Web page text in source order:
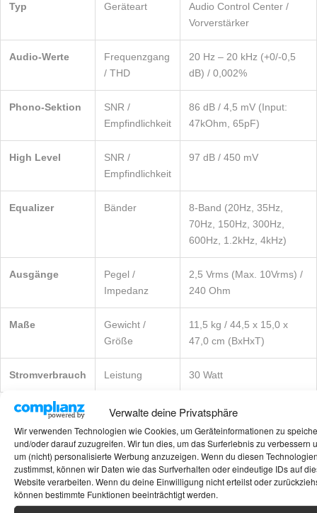
Verwalte deine Privatsphäre
Wir verwenden Technologien wie Cookies, um Geräteinformationen zu
und/oder darauf zuzugreifen. Wir tun dies, um das Surferlebnis zu verbessern
um (nicht) personalisierte Werbung anzuzeigen. Wenn du diesen
zustimmst, können wir Daten wie das Surfverhalten oder eindeutige IDs auf
Website verarbeiten. Wenn du deine Einwilligung nicht erteilst oder
können bestimmte Funktionen beeinträchtigt werden.
Typ Geräteart
Audio Control Center /
Vorverstärker
Audio-Werte
Frequenzgang
/ THD
20 Hz – 20 kHz (+0/-0,5
dB) / 0,002%
Phono-Sektion
SNR /
Empfindlichkeit
86 dB / 4,5 mV (Input:
47kOhm, 65pF)
High Level
SNR /
Empfindlichkeit
97 dB / 450 mV
Equalizer Bänder
8-Band (20Hz, 35Hz,
70Hz, 150Hz, 300Hz,
600Hz, 1.2kHz, 4kHz)
Ausgänge
Pegel /
Impedanz
2,5 Vrms (Max. 10Vrms) /
240 Ohm
Maße
Gewicht /
Größe
11,5 kg / 44,5 x 15,0 x
47,0 cm (BxHxT)
Stromverbrauch Leistung 30 Watt
Möchtest Du Deine McIntosh C42 klanglich
voll ausreizen oder suchst Du passendes
Zubehör? Schau mal beiAliexpressvorbei –
dort findest Du oft hochwertigeCinch-Kabel